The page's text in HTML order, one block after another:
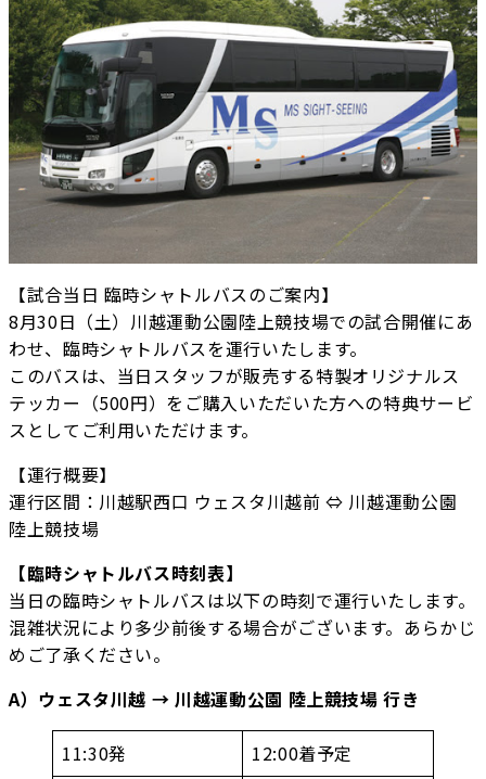
【試合当日 臨時シャトルバスのご案内】
8月30日（土）川越運動公園陸上競技場での試合開催にあ
わせ、臨時シャトルバスを運行いたします。
このバスは、当日スタッフが販売する特製オリジナルス
テッカー（500円）をご購入いただいた方への特典サービ
スとしてご利用いただけます。
【運行概要】
運行区間：川越駅西口 ウェスタ川越前 ⇔ 川越運動公園
陸上競技場
【臨時シャトルバス時刻表】
当日の臨時シャトルバスは以下の時刻で運行いたします。
混雑状況により多少前後する場合がございます。あらかじ
めご了承ください。
A）ウェスタ川越 → 川越運動公園 陸上競技場 行き
11:30発
12:00着予定